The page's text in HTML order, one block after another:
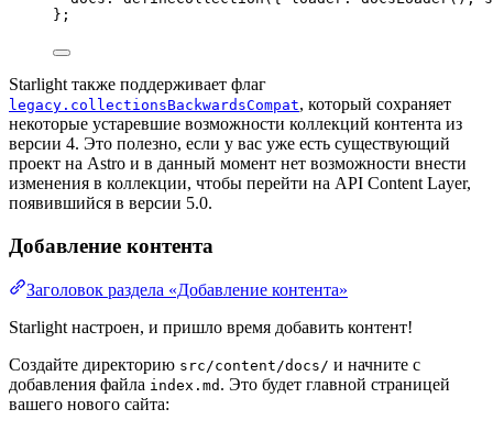
} ;
Starlight также поддерживает флаг
legacy.collectionsBackwardsCompat, который сохраняет
некоторые устаревшие возможности коллекций контента из
версии 4. Это полезно, если у вас уже есть существующий
проект на Astro и в данный момент нет возможности внести
изменения в коллекции, чтобы перейти на API Content Layer,
появившийся в версии 5.0.
Добавление контента
Заголовок раздела «Добавление контента»
Starlight настроен, и пришло время добавить контент!
Создайте директорию src/content/docs/ и начните с
добавления файла index.md . Это будет главной страницей
вашего нового сайта: